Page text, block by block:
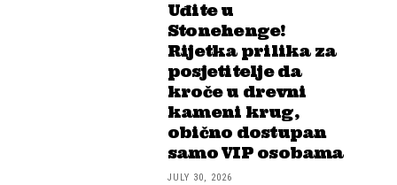
Uđite u
Stonehenge!
Rijetka prilika za
posjetitelje da
kroče u drevni
kameni krug,
obično dostupan
samo VIP osobama
JULY 30, 2026